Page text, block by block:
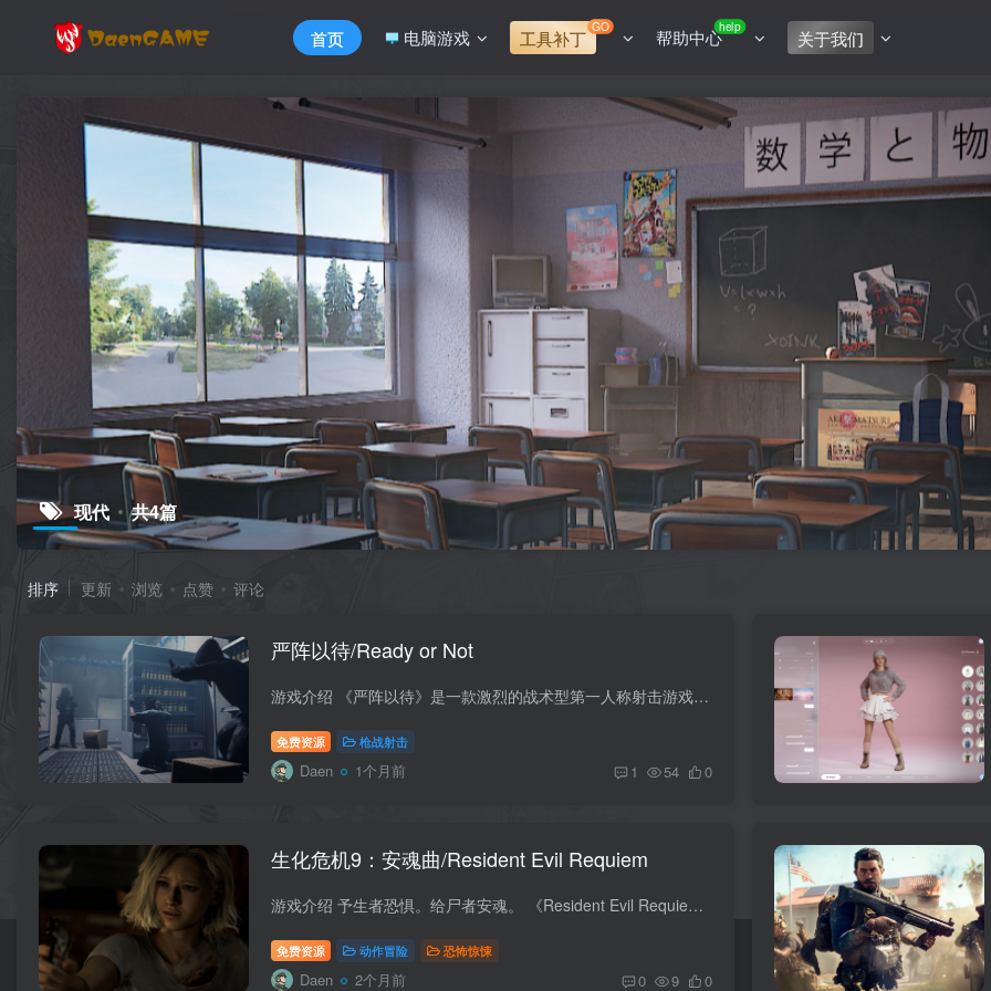
首页 电脑游戏 工具补丁 GO 帮助中心help 关于我们
现代 共4篇
排序 更新 浏览 点赞 评论
严阵以待/Ready or Not
游戏介绍 《严阵以待》是一款激烈的战术型第一人称射击游戏，描绘现代世界中特警组警员奉命展开行动，前往解决各种危险艰难情况的过程。 游戏视频 游戏安装码 版本介绍 v260318|容量42GB|官方简...
免费资源 枪战射击
Daen 1个月前 1 54 0
生化危机9：安魂曲/Resident Evil Requiem
游戏介绍 予生者恐惧。给尸者安魂。 《Resident Evil Requiem》标志着“Resident Evil”系列和生存恐怖游戏步入新纪元。“安魂曲”将会撼动玩家的精神深处。 游戏视频 游戏安装码 版本介绍 v1.1...
免费资源 动作冒险 恐怖惊悚
Daen 2个月前 0 9 0